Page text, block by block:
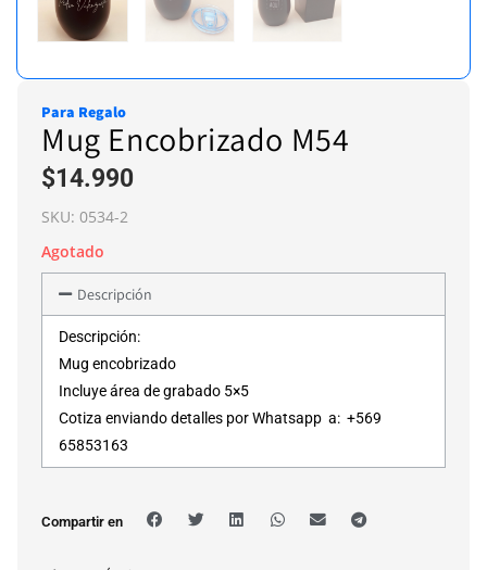
Para Regalo
Mug Encobrizado M54
$14.990
SKU: 0534-2
Agotado
Descripción
Descripción:
Mug encobrizado
Incluye área de grabado 5×5
Cotiza enviando detalles por Whatsapp a: +569
65853163
Compartir en